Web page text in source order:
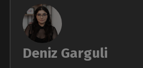
Deniz Garguli